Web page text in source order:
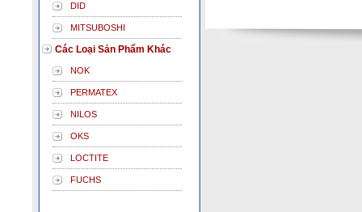
DID
MITSUBOSHI
Các Loại Sản Phẩm Khác
NOK
PERMATEX
NILOS
OKS
LOCTITE
FUCHS